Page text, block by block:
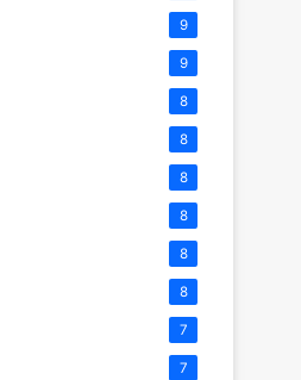
9
9
8
8
8
8
8
8
7
7